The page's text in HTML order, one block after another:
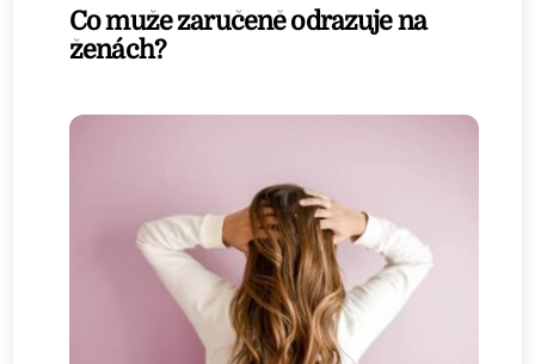
Co muže zaručeně odrazuje na
ženách?